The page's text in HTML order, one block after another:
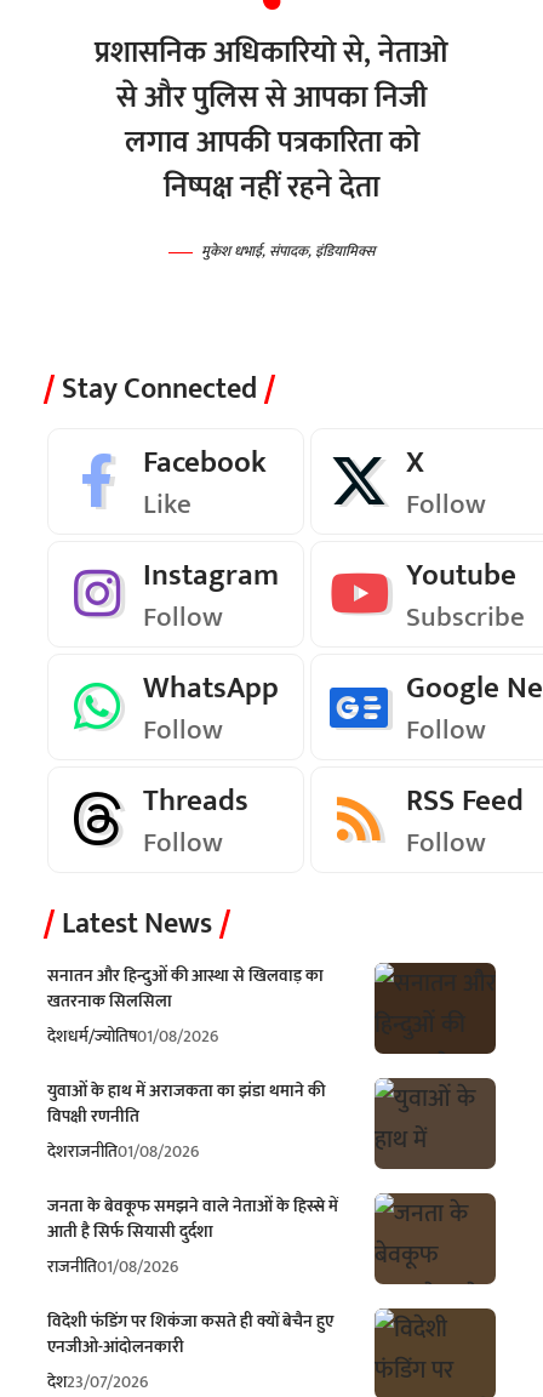
प्रशासनिक अधिकारियो से, नेताओ
से और पुलिस से आपका निजी
लगाव आपकी पत्रकारिता को
निष्पक्ष नहीं रहने देता
मुकेश धभाई, संपादक, इंडियामिक्स
Stay Connected
Facebook
Like
X
Follow
Instagram
Follow
Youtube
Subscribe
WhatsApp
Follow
Google
Follow
Threads
Follow
RSS Feed
Follow
Latest News
सनातन और हिन्दुओं की आस्था से खिलवाड़ का
खतरनाक सिलसिला
देशधर्म/ज्योतिष01/08/2026
युवाओं के हाथ में अराजकता का झंडा थमाने की
विपक्षी रणनीति
देशराजनीति01/08/2026
जनता के बेवकूफ समझने वाले नेताओं के हिस्से में
आती है सिर्फ सियासी दुर्दशा
राजनीति01/08/2026
विदेशी फंडिंग पर शिकंजा कसते ही क्यों बेचैन हुए
एनजीओ-आंदोलनकारी
देश23/07/2026